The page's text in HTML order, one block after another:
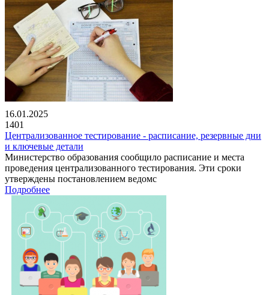
16.01.2025
1401
Централизованное тестирование - расписание, резервные дни
и ключевые детали
Министерство образования сообщило расписание и места
проведения централизованного тестирования. Эти сроки
утверждены постановлением ведомс
Подробнее